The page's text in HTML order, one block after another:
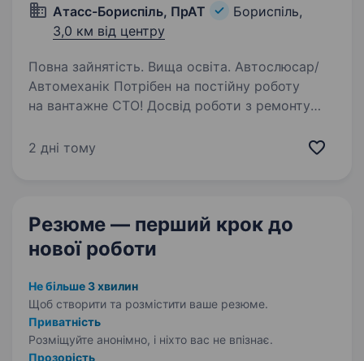
Атасс-Бориспіль, ПрАТ
Бориспіль,
3,0 км від центру
Повна зайнятість. Вища освіта. Автослюсар/
Автомеханік Потрібен на постійну роботу
на вантажне СТО! Досвід роботи з ремонту
не обов’язковий, але бажаний. Основна робота
2 дні тому
Резюме — перший крок до
нової роботи
Не більше 3 хвилин
Щоб створити та розмістити ваше резюме.
Приватність
Розміщуйте анонімно, і ніхто вас не впізнає.
Прозорість